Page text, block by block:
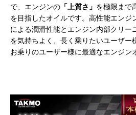
で、エンジンの 「上質さ」 を極限まで
を目指したオイルです。高性能エンジ
による潤滑性能とエンジン内部クリー
を気持ちよく、長く乗りたいユーザー
お乗りのユーザー様に最適なエンジン